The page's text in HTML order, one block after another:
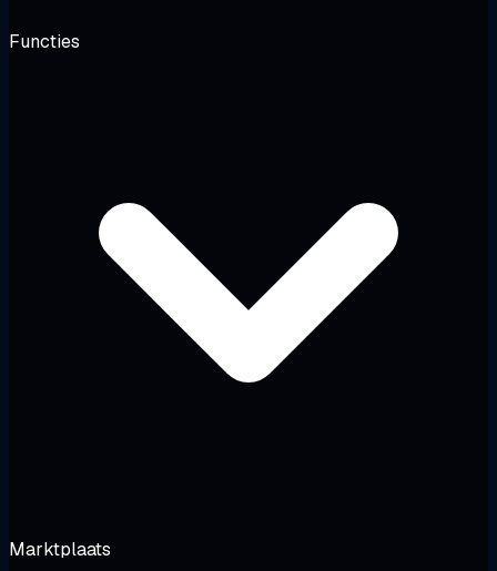
Functies
Marktplaats